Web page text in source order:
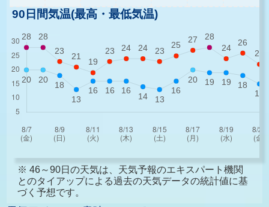
90日間気温(最高・最低気温)
※ 46～90日の天気は、天気予報のエキスパート機関
とのタイアップによる過去の天気データの統計値に基
づく予想です。